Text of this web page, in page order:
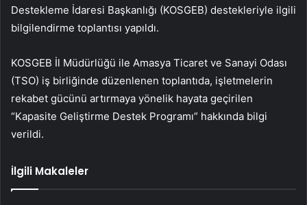
Destekleme İdaresi Başkanlığı (KOSGEB) destekleriyle ilgili
bilgilendirme toplantısı yapıldı.
KOSGEB İl Müdürlüğü ile Amasya Ticaret ve Sanayi Odası
(TSO) iş birliğinde düzenlenen toplantıda, işletmelerin
rekabet gücünü artırmaya yönelik hayata geçirilen
“Kapasite Geliştirme Destek Programı” hakkında bilgi
verildi.
İlgili Makaleler